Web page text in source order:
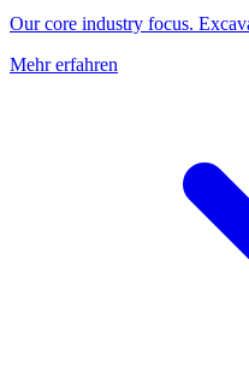
Our core industry focus.
Mehr erfahren